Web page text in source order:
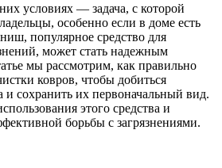
условиях — задача, с которой
особенно если в доме есть
популярное средство для
может стать надежным
мы рассмотрим, как правильно
ковров, чтобы добиться
и сохранить их первоначальный вид.
этого средства и
борьбы с загрязнениями.